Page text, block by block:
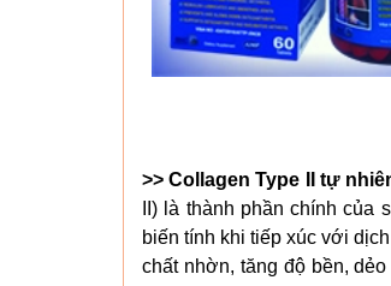
>> Collagen Type II tự
II) là thành phần chính
biến tính khi tiếp xúc với
chất nhờn, tăng độ bền,